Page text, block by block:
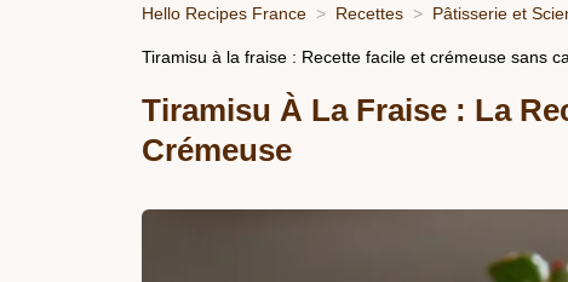
Hello Recipes France Recettes Pâtisserie et
Tiramisu à la fraise : Recette facile et crémeuse sans
Tiramisu À La Fraise : La
Crémeuse